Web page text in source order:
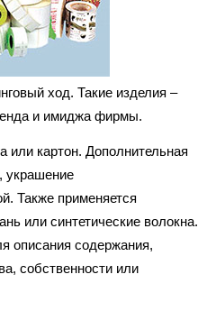
ход. Такие изделия –
и имиджа фирмы.
или картон. Дополнительная
украшение
Также применяется
или синтетические волокна.
описания содержания,
собственности или